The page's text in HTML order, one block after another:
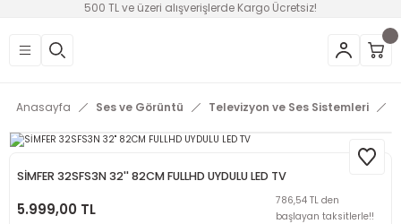
500 TL ve üzeri alışverişlerde Kargo Ücretsiz!
Sistemleri
Anasayfa Ses ve Görüntü Televizyon ve Ses Sistemleri
SİMFER 32SFS3N 32'' 82CM FULLHD UYDULU LED TV
5.999,00 TL
786,54 TL den
başlayan taksitlerle!!